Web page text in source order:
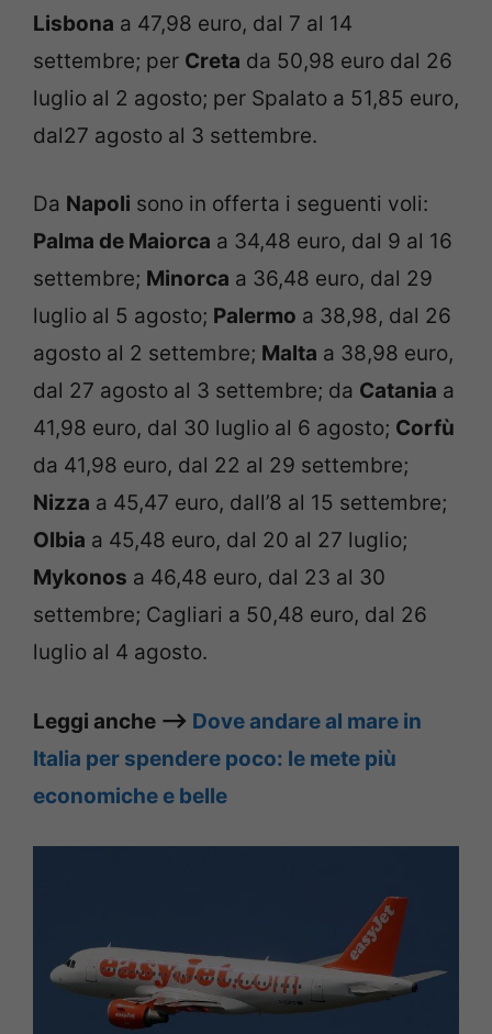
Lisbona a 47,98 euro, dal 7 al 14
settembre; per Creta da 50,98 euro dal 26
luglio al 2 agosto; per Spalato a 51,85 euro,
dal27 agosto al 3 settembre.
Da Napoli sono in offerta i seguenti voli:
Palma de Maiorca a 34,48 euro, dal 9 al 16
settembre; Minorca a 36,48 euro, dal 29
luglio al 5 agosto; Palermo a 38,98, dal 26
agosto al 2 settembre; Malta a 38,98 euro,
dal 27 agosto al 3 settembre; da Catania a
41,98 euro, dal 30 luglio al 6 agosto; Corfù
da 41,98 euro, dal 22 al 29 settembre;
Nizza a 45,47 euro, dall’8 al 15 settembre;
Olbia a 45,48 euro, dal 20 al 27 luglio;
Mykonos a 46,48 euro, dal 23 al 30
settembre; Cagliari a 50,48 euro, dal 26
luglio al 4 agosto.
Leggi anche –> Dove andare al mare in
Italia per spendere poco: le mete più
economiche e belle